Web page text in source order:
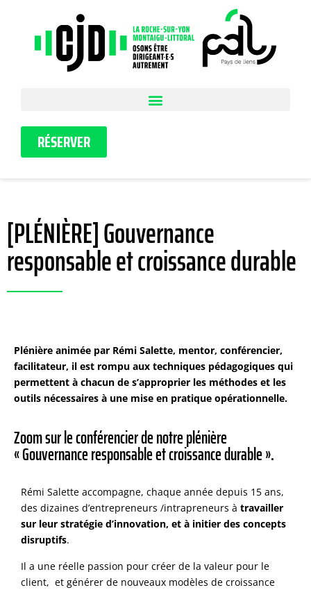
RÉSERVER
[PLÉNIÈRE] Gouvernance
responsable et croissance durable
Plénière animée par Rémi Salette, mentor, conférencier,
facilitateur, il est rompu aux techniques pédagogiques qui
permettent à chacun de s’approprier les méthodes et les
outils nécessaires à une mise en pratique opérationnelle.
Zoom sur le conférencier de notre plénière
« Gouvernance responsable et croissance durable ».
Rémi Salette accompagne, chaque année depuis 15 ans,
des dizaines d’entrepreneurs /intrapreneurs à travailler
sur leur stratégie d’innovation, et à initier des concepts
disruptifs.
Il a une réelle passion pour créer de la valeur pour le
client, et générer de nouveaux modèles de croissance